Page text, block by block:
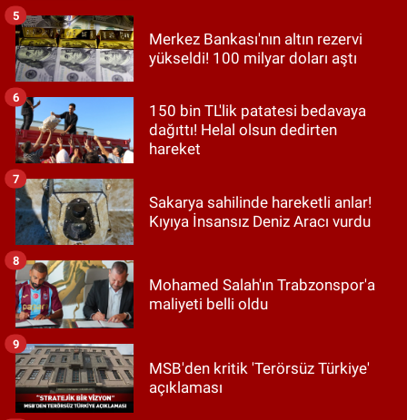
Merkez Bankası'nın altın rezervi
yükseldi! 100 milyar doları aştı
5
150 bin TL'lik patatesi bedavaya
dağıttı! Helal olsun dedirten
hareket
6
Sakarya sahilinde hareketli anlar!
Kıyıya İnsansız Deniz Aracı vurdu
7
Mohamed Salah'ın Trabzonspor'a
maliyeti belli oldu
8
MSB'den kritik 'Terörsüz Türkiye'
açıklaması
9